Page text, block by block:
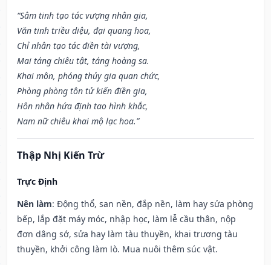
“Sâm tinh tạo tác vượng nhân gia,
Văn tinh triều diệu, đại quang hoa,
Chỉ nhân tạo tác điền tài vượng,
Mai táng chiêu tật, táng hoàng sa.
Khai môn, phóng thủy gia quan chức,
Phòng phòng tôn tử kiến điền gia,
Hôn nhân hứa định tao hình khắc,
Nam nữ chiêu khai mộ lạc hoa.”
Thập Nhị Kiến Trừ
Trực Định
Nên làm: Động thổ, san nền, đắp nền, làm hay sửa phòng
bếp, lắp đặt máy móc, nhập học, làm lễ cầu thân, nộp
đơn dâng sớ, sửa hay làm tàu thuyền, khai trương tàu
thuyền, khởi công làm lò. Mua nuôi thêm súc vật.